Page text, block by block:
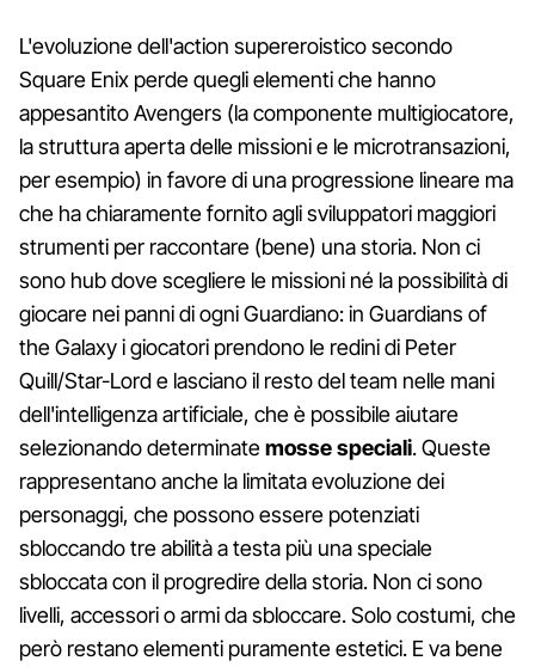
L'evoluzione dell'action supereroistico secondo
Square Enix perde quegli elementi che hanno
appesantito Avengers (la componente multigiocatore,
la struttura aperta delle missioni e le microtransazioni,
per esempio) in favore di una progressione lineare ma
che ha chiaramente fornito agli sviluppatori maggiori
strumenti per raccontare (bene) una storia. Non ci
sono hub dove scegliere le missioni né la possibilità di
giocare nei panni di ogni Guardiano: in Guardians of
the Galaxy i giocatori prendono le redini di Peter
Quill/Star-Lord e lasciano il resto del team nelle mani
dell'intelligenza artificiale, che è possibile aiutare
selezionando determinatemosse speciali. Queste
rappresentano anche la limitata evoluzione dei
personaggi, che possono essere potenziati
sbloccando tre abilità a testa più una speciale
sbloccata con il progredire della storia. Non ci sono
livelli, accessori o armi da sbloccare. Solo costumi, che
però restano elementi puramente estetici. E va bene